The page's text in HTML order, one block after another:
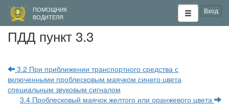
ПОМОЩНИК
ВОДИТЕЛЯ
Вход
ПДД пункт 3.3
3.2 При приближении транспортного средства с
включенными проблесковым маячком синего цвета
специальным звуковым сигналом
3.4 Проблесковый маячок желтого или оранжевого цвета